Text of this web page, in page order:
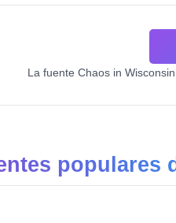
La fuente Chaos in
populares